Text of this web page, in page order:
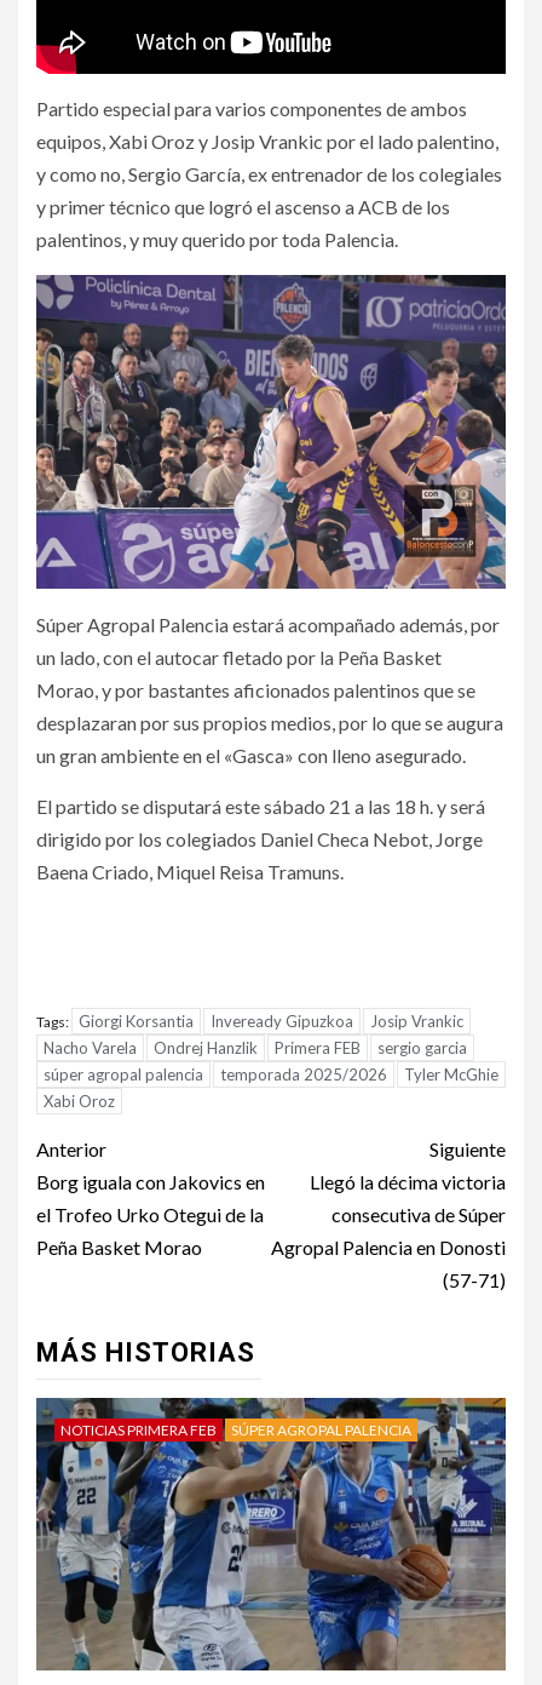
Partido especial para varios componentes de ambos
equipos, Xabi Oroz y Josip Vrankic por el lado palentino,
y como no, Sergio García, ex entrenador de los colegiales
y primer técnico que logró el ascenso a ACB de los
palentinos, y muy querido por toda Palencia.
Súper Agropal Palencia estará acompañado además, por
un lado, con el autocar fletado por la Peña Basket
Morao, y por bastantes aficionados palentinos que se
desplazaran por sus propios medios, por lo que se augura
un gran ambiente en el «Gasca» con lleno asegurado.
El partido se disputará este sábado 21 a las 18 h. y será
dirigido por los colegiados Daniel Checa Nebot, Jorge
Baena Criado, Miquel Reisa Tramuns.
Tags: Giorgi Korsantia Inveready Gipuzkoa
Josip Vrankic
Nacho Varela
Ondrej Hanzlik Primera FEB
sergio garcia
súper agropal palencia
temporada 2025/2026
Tyler McGhie
Xabi Oroz
Anterior
Borg iguala con Jakovics en
el Trofeo Urko Otegui de la
Peña Basket Morao
Siguiente
Llegó la décima victoria
consecutiva de Súper
Agropal Palencia en Donosti
(57-71)
MÁS HISTORIAS
NOTICIAS PRIMERA FEB SÚPER AGROPAL PALENCIA